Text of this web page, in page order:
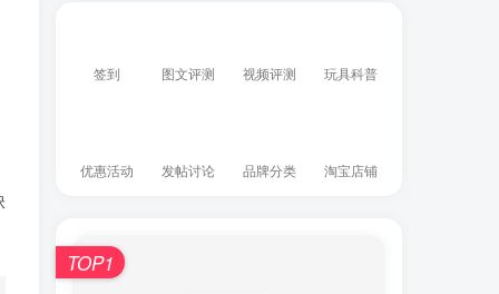
签到 图文评测 视频评测 玩具科普
优惠活动 发帖讨论 品牌分类 淘宝店铺
TOP1